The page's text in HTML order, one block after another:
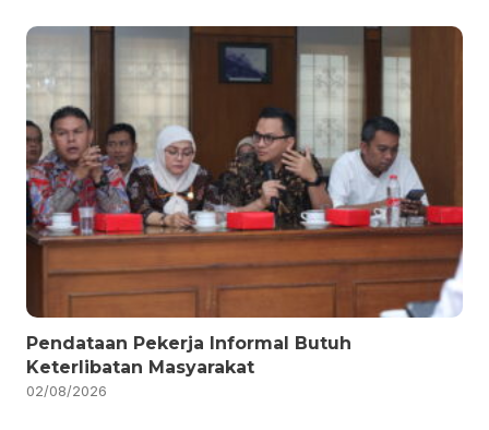
Pendataan Pekerja Informal Butuh
Keterlibatan Masyarakat
02/08/2026